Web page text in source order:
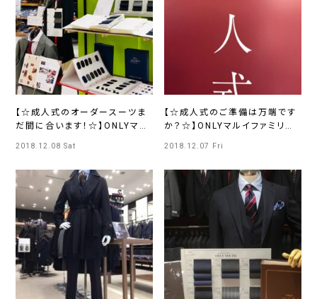
【☆成人式のオーダースーツま
だ間に合います！☆】ONLYマル
2018.12.08 Sat
【☆成人式のご準備は万端です
か？☆】ONLYマルイファミリー
2018.12.07 Fri